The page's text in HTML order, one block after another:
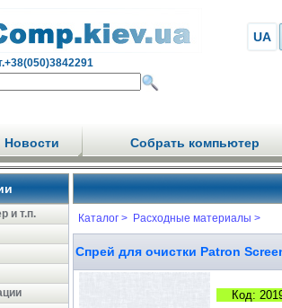
UA
Новости Собрать компьютер
и т.п.
Каталог > Расходные материалы >
Спрей для очистки Patron
Код: